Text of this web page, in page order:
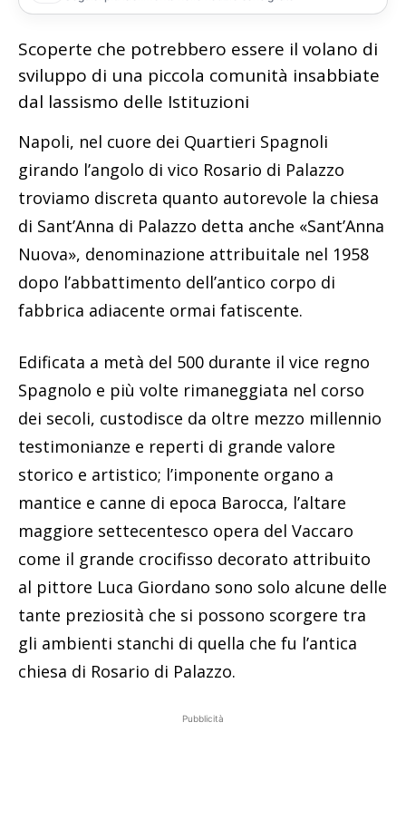
Scoperte che potrebbero essere il volano di
sviluppo di una piccola comunità insabbiate
dal lassismo delle Istituzioni
Napoli, nel cuore dei Quartieri Spagnoli
girando l’angolo di vico Rosario di Palazzo
troviamo discreta quanto autorevole la chiesa
di Sant’Anna di Palazzo detta anche «Sant’Anna
Nuova», denominazione attribuitale nel 1958
dopo l’abbattimento dell’antico corpo di
fabbrica adiacente ormai fatiscente.
Edificata a metà del 500 durante il vice regno
Spagnolo e più volte rimaneggiata nel corso
dei secoli, custodisce da oltre mezzo millennio
testimonianze e reperti di grande valore
storico e artistico; l’imponente organo a
mantice e canne di epoca Barocca, l’altare
maggiore settecentesco opera del Vaccaro
come il grande crocifisso decorato attribuito
al pittore Luca Giordano sono solo alcune delle
tante preziosità che si possono scorgere tra
gli ambienti stanchi di quella che fu l’antica
chiesa di Rosario di Palazzo.
Pubblicità